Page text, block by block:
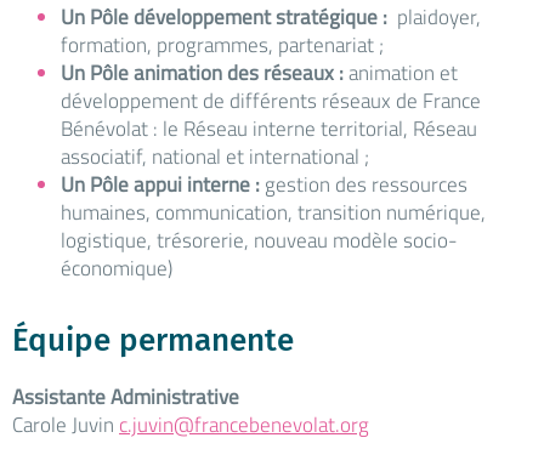
Un Pôle développement stratégique : plaidoyer,
formation, programmes, partenariat ;
Un Pôle animation des réseaux :animation et
développement de différents réseaux de France
Bénévolat : le Réseau interne territorial, Réseau
associatif, national et international ;
Un Pôle appui interne :gestion des ressources
humaines, communication, transition numérique,
logistique, trésorerie, nouveau modèle socio-
économique)
Équipe permanente
Assistante Administrative
Carole Juvin c.juvin@francebenevolat.org